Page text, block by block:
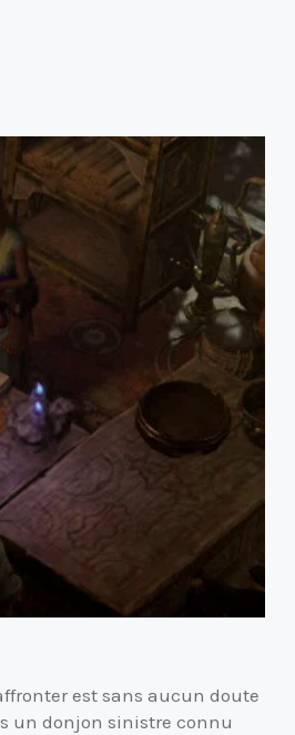
est sans aucun doute
un donjon sinistre connu